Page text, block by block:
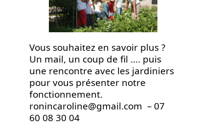
Vous souhaitez en savoir plus ?
Un mail, un coup de fil …. puis
une rencontre avec les jardiniers
pour vous présenter notre
fonctionnement.
ronincaroline@gmail.com – 07
60 08 30 04